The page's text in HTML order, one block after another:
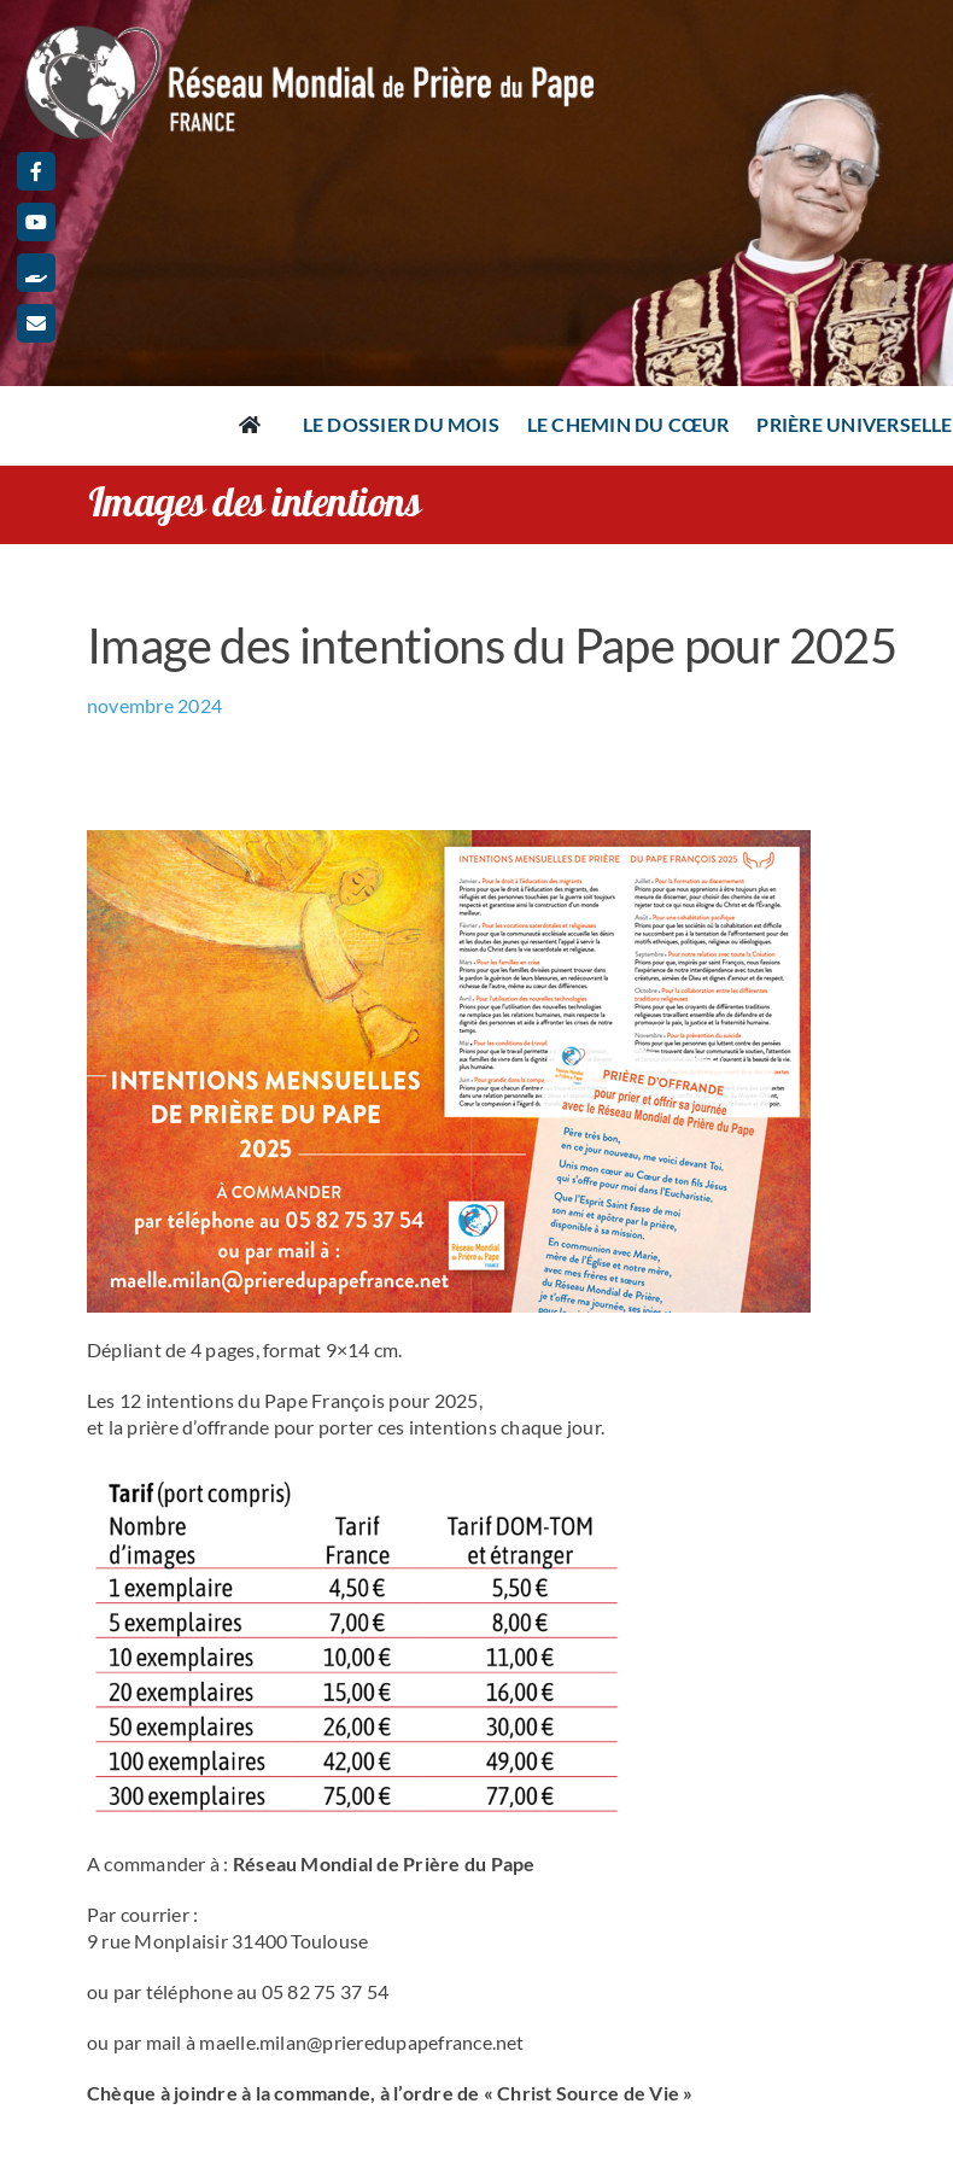
contenu
LE DOSSIER DU MOIS LE CHEMIN DU CŒUR PRIÈRE UNIVERSELLE
Images des intentions
Image des intentions du Pape pour 2025
novembre 2024
Dépliant de 4 pages, format 9×14 cm.
Les 12 intentions du Pape François pour 2025,
et la prière d’offrande pour porter ces intentions chaque jour.
A commander à : Réseau Mondial de Prière du Pape
Par courrier :
9 rue Monplaisir 31400 Toulouse
ou par téléphone au 05 82 75 37 54
ou par mail à maelle.milan@prieredupapefrance.net
Chèque à joindre à la commande, à l’ordre de « Christ Source de Vie »